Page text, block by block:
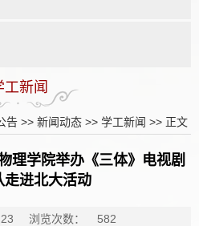
工新闻
告 >> 新闻动态 >> 学工新闻 >> 正文
学院举办《三体》电视剧
走进北大活动
浏览次数：
582